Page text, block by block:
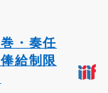
・奏任
給制限